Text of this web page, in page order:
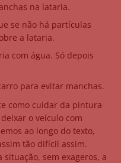
na lataria.
se não há partículas
a lataria.
com água. Só depois
para evitar manchas.
como cuidar da pintura
o veículo com
ao longo do texto,
tão difícil assim.
sem exageros, a